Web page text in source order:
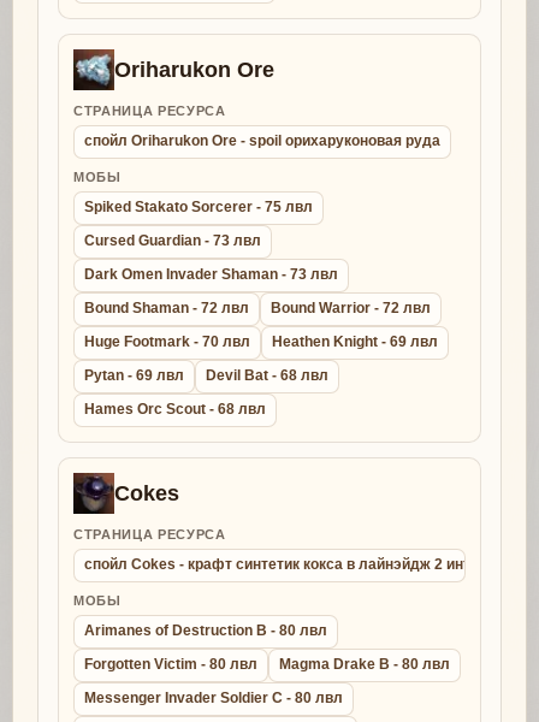
Oriharukon Ore
СТРАНИЦА РЕСУРСА
спойл Oriharukon Ore - spoil орихаруконовая руда
МОБЫ
Spiked Stakato Sorcerer - 75 лвл
Cursed Guardian - 73 лвл
Dark Omen Invader Shaman - 73 лвл
Bound Shaman - 72 лвл
Bound Warrior - 72 лвл
Huge Footmark - 70 лвл
Heathen Knight - 69 лвл
Pytan - 69 лвл
Devil Bat - 68 лвл
Hames Orc Scout - 68 лвл
Cokes
СТРАНИЦА РЕСУРСА
спойл Cokes - крафт синтетик кокса в лайнэйдж 2 интерлюд
МОБЫ
Arimanes of Destruction B - 80 лвл
Forgotten Victim - 80 лвл
Magma Drake B - 80 лвл
Messenger Invader Soldier C - 80 лвл